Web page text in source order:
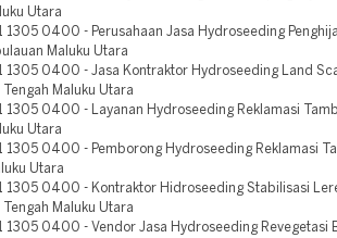
Utara
1305 0400 - Perusahaan Jasa Hydroseeding
Maluku Utara
1305 0400 - Jasa Kontraktor Hydroseeding Land
Tengah Maluku Utara
1305 0400 - Layanan Hydroseeding Reklamasi
Utara
1305 0400 - Pemborong Hydroseeding Reklamasi
Utara
1305 0400 - Kontraktor Hidroseeding Stabilisasi
Tengah Maluku Utara
1305 0400 - Vendor Jasa Hydroseeding Revegetasi